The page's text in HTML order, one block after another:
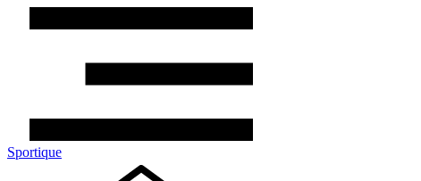
Sportique